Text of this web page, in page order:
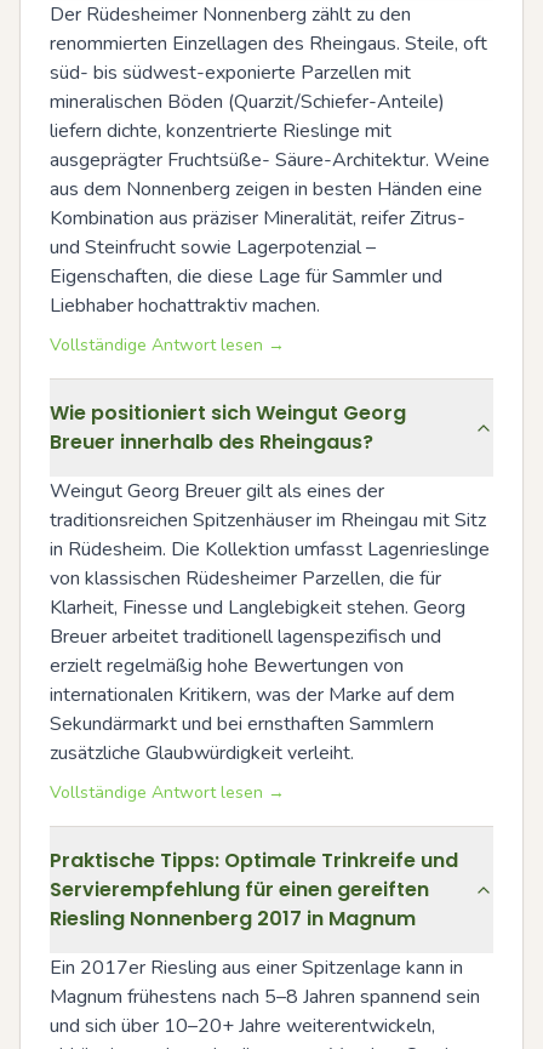
Der Rüdesheimer Nonnenberg zählt zu den
renommierten Einzellagen des Rheingaus. Steile, oft
süd- bis südwest-exponierte Parzellen mit
mineralischen Böden (Quarzit/Schiefer-Anteile)
liefern dichte, konzentrierte Rieslinge mit
ausgeprägter Fruchtsüße- Säure-Architektur. Weine
aus dem Nonnenberg zeigen in besten Händen eine
Kombination aus präziser Mineralität, reifer Zitrus-
und Steinfrucht sowie Lagerpotenzial –
Eigenschaften, die diese Lage für Sammler und
Liebhaber hochattraktiv machen.
Vollständige Antwort lesen →
Wie positioniert sich Weingut Georg
Breuer innerhalb des Rheingaus?
Weingut Georg Breuer gilt als eines der
traditionsreichen Spitzenhäuser im Rheingau mit Sitz
in Rüdesheim. Die Kollektion umfasst Lagenrieslinge
von klassischen Rüdesheimer Parzellen, die für
Klarheit, Finesse und Langlebigkeit stehen. Georg
Breuer arbeitet traditionell lagenspezifisch und
erzielt regelmäßig hohe Bewertungen von
internationalen Kritikern, was der Marke auf dem
Sekundärmarkt und bei ernsthaften Sammlern
zusätzliche Glaubwürdigkeit verleiht.
Vollständige Antwort lesen →
Praktische Tipps: Optimale Trinkreife und
Servierempfehlung für einen gereiften
Riesling Nonnenberg 2017 in Magnum
Ein 2017er Riesling aus einer Spitzenlage kann in
Magnum frühestens nach 5–8 Jahren spannend sein
und sich über 10–20+ Jahre weiterentwickeln,